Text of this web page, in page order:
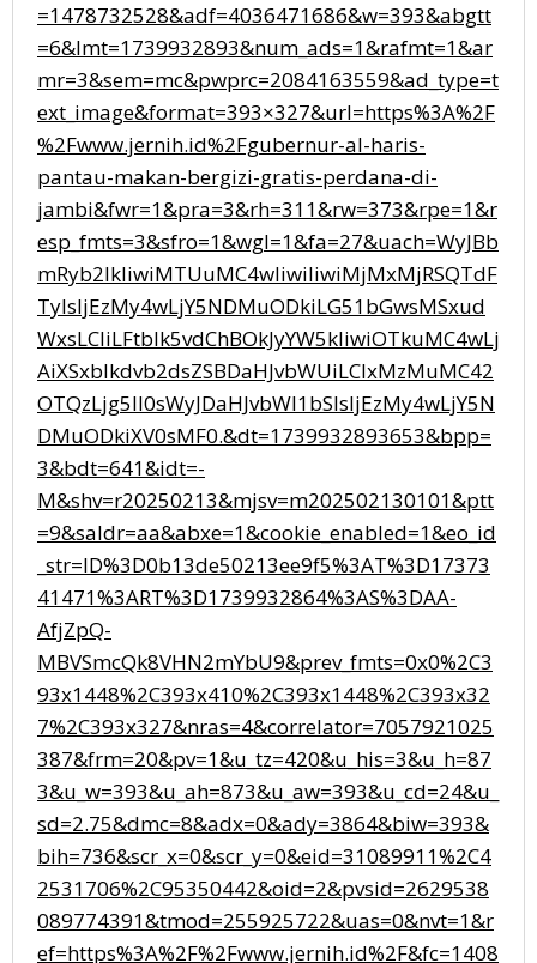
=1478732528&adf=4036471686&w=393&abgtt
=6&lmt=1739932893&num_ads=1&rafmt=1&ar
mr=3&sem=mc&pwprc=2084163559&ad_type=t
ext_image&format=393×327&url=https%3A%2F
%2Fwww.jernih.id%2Fgubernur-al-haris-
pantau-makan-bergizi-gratis-perdana-di-
jambi&fwr=1&pra=3&rh=311&rw=373&rpe=1&r
esp_fmts=3&sfro=1&wgl=1&fa=27&uach=WyJBb
mRyb2lkIiwiMTUuMC4wIiwiIiwiMjMxMjRSQTdF
TyIsIjEzMy4wLjY5NDMuODkiLG51bGwsMSxud
WxsLCIiLFtbIk5vdChBOkJyYW5kIiwiOTkuMC4wLj
AiXSxbIkdvb2dsZSBDaHJvbWUiLCIxMzMuMC42
OTQzLjg5Il0sWyJDaHJvbWl1bSIsIjEzMy4wLjY5N
DMuODkiXV0sMF0.&dt=1739932893653&bpp=
3&bdt=641&idt=-
M&shv=r20250213&mjsv=m202502130101&ptt
=9&saldr=aa&abxe=1&cookie_enabled=1&eo_id
_str=ID%3D0b13de50213ee9f5%3AT%3D17373
41471%3ART%3D1739932864%3AS%3DAA-
AfjZpQ-
MBVSmcQk8VHN2mYbU9&prev_fmts=0x0%2C3
93x1448%2C393x410%2C393x1448%2C393x32
7%2C393x327&nras=4&correlator=7057921025
387&frm=20&pv=1&u_tz=420&u_his=3&u_h=87
3&u_w=393&u_ah=873&u_aw=393&u_cd=24&u_
sd=2.75&dmc=8&adx=0&ady=3864&biw=393&
bih=736&scr_x=0&scr_y=0&eid=31089911%2C4
2531706%2C95350442&oid=2&pvsid=2629538
089774391&tmod=255925722&uas=0&nvt=1&r
ef=https%3A%2F%2Fwww.jernih.id%2F&fc=1408